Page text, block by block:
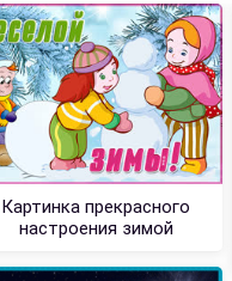
Картинка прекрасного
настроения зимой